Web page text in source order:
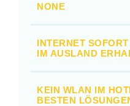
NONE
INTERNET
IM AUSLAND
KEIN WLAN IM
BESTEN